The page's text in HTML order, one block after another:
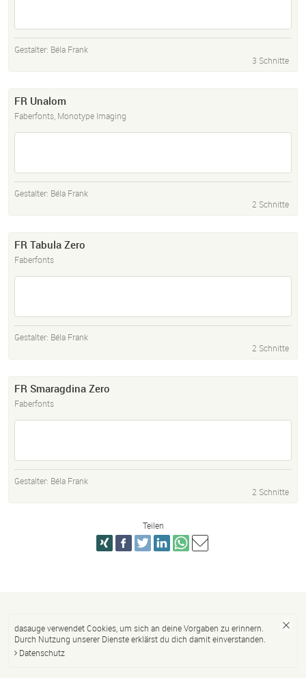
Gestalter: Béla Frank
3 Schnitte
FR Unalom
Faberfonts, Monotype Imaging
Gestalter: Béla Frank
2 Schnitte
FR Tabula Zero
Faberfonts
Gestalter: Béla Frank
2 Schnitte
FR Smaragdina Zero
Faberfonts
Gestalter: Béla Frank
2 Schnitte
Teilen
dasauge verwendet Cookies, um sich an deine Vorgaben zu erinnern.
Durch Nutzung unserer Dienste erklärst du dich damit einverstanden.
Datenschutz